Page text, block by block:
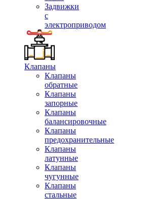
Задвижки
с
электроприводом
Клапаны
Клапаны
обратные
Клапаны
запорные
Клапаны
балансировочные
Клапаны
предохранительные
Клапаны
латунные
Клапаны
чугунные
Клапаны
стальные